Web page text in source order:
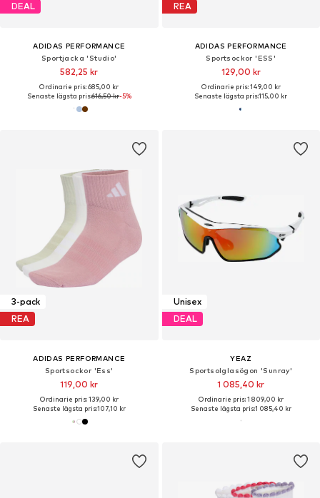
DEAL
ADIDAS PERFORMANCE
Sportjacka 'Studio'
582,25 kr
Ordinarie pris: 685,00 kr
Senaste lägsta pris:616,50 kr-5%
REA
ADIDAS PERFORMANCE
Sportsockor 'ESS'
129,00 kr
Ordinarie pris: 149,00 kr
Senaste lägsta pris:115,00 kr
3-pack
REA
ADIDAS PERFORMANCE
Sportsockor 'Ess'
119,00 kr
Ordinarie pris: 139,00 kr
Senaste lägsta pris:107,10 kr
Unisex
DEAL
YEAZ
Sportsolglasögon 'Sunray'
1 085,40 kr
Ordinarie pris: 1 809,00 kr
Senaste lägsta pris:1 085,40 kr